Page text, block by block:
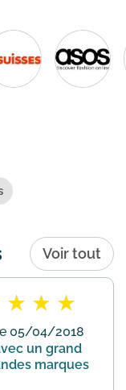
Voir tout
05/04/2018
un grand
marques